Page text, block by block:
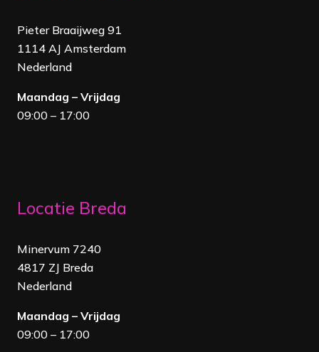
Pieter Braaijweg 91
1114 AJ Amsterdam
Nederland
Maandag – Vrijdag
09:00 – 17:00
Locatie Breda
Minervum 7240
4817 ZJ Breda
Nederland
Maandag – Vrijdag
09:00 – 17:00